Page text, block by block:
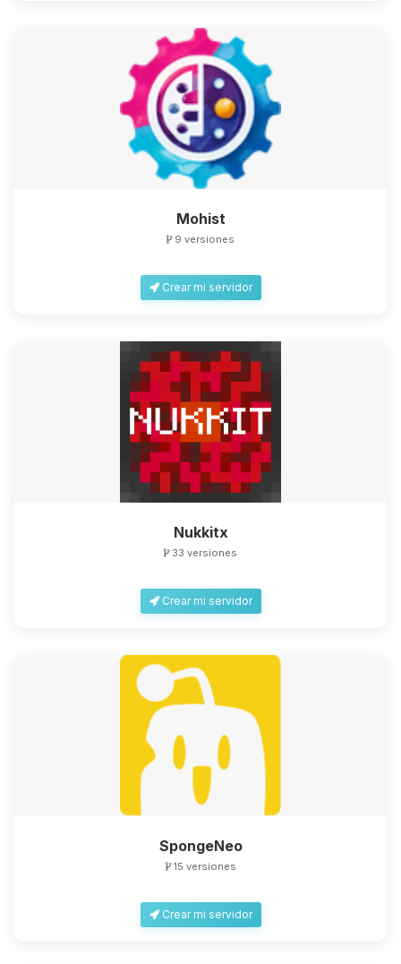
Mohist
9 versiones
Crear mi servidor
Nukkitx
33 versiones
Crear mi servidor
SpongeNeo
15 versiones
Crear mi servidor